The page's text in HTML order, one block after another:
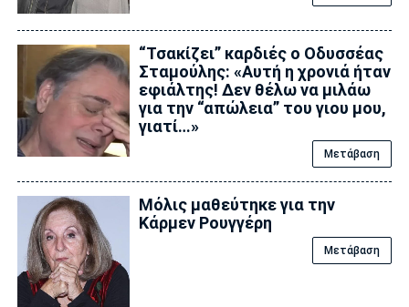
“Τσακίζει” καρδιές ο Οδυσσέας
Σταμούλης: «Αυτή η χρονιά ήταν
εφιάλτης! Δεν θέλω να μιλάω
για την “απώλεια” του γιου μου,
γιατί…»
Μετάβαση
Μόλις μαθεύτηκε για την
Κάρμεν Ρουγγέρη
Μετάβαση